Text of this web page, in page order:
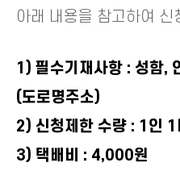
아래 내용을 참고하여
1) 필수기재사항 : 성함,
(도로명주소)
2) 신청제한 수량 : 1인 1
3) 택배비 : 4,000원